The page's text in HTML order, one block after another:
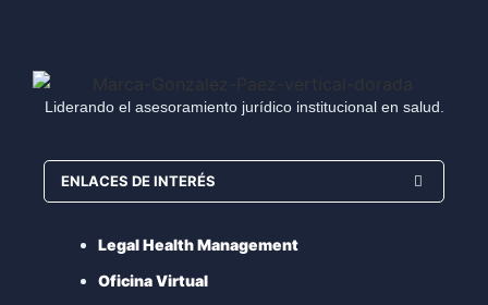
Liderando el asesoramiento jurídico institucional en salud.
ENLACES DE INTERÉS
Legal Health Management
Oficina Virtual